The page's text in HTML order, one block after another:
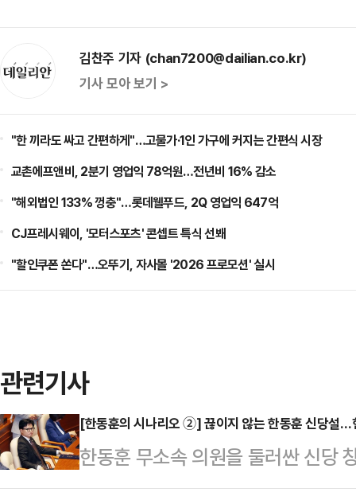
김찬주 기자 (chan7200@dailian.co.kr)
기사 모아 보기 >
"한 끼라도 싸고 간편하게"…고물가·1인 가구에 커지는 간편식 시장
교촌에프앤비, 2분기 영업익 78억원…전년비 16% 감소
"해외법인 133% 껑충"…롯데웰푸드, 2Q 영업익 647억
CJ프레시웨이, '모터스포츠' 콘셉트 특식 선봬
"할인쿠폰 쏜다"…오뚜기, 자사몰 '2026 프로모션' 실시
관련기사
[한동훈의 시나리오 ②] 끊이지 않는 한동훈 신당설…
한동훈 무소속 의원을 둘러싼 신당
부산 북갑 보궐선거에서 당선되며